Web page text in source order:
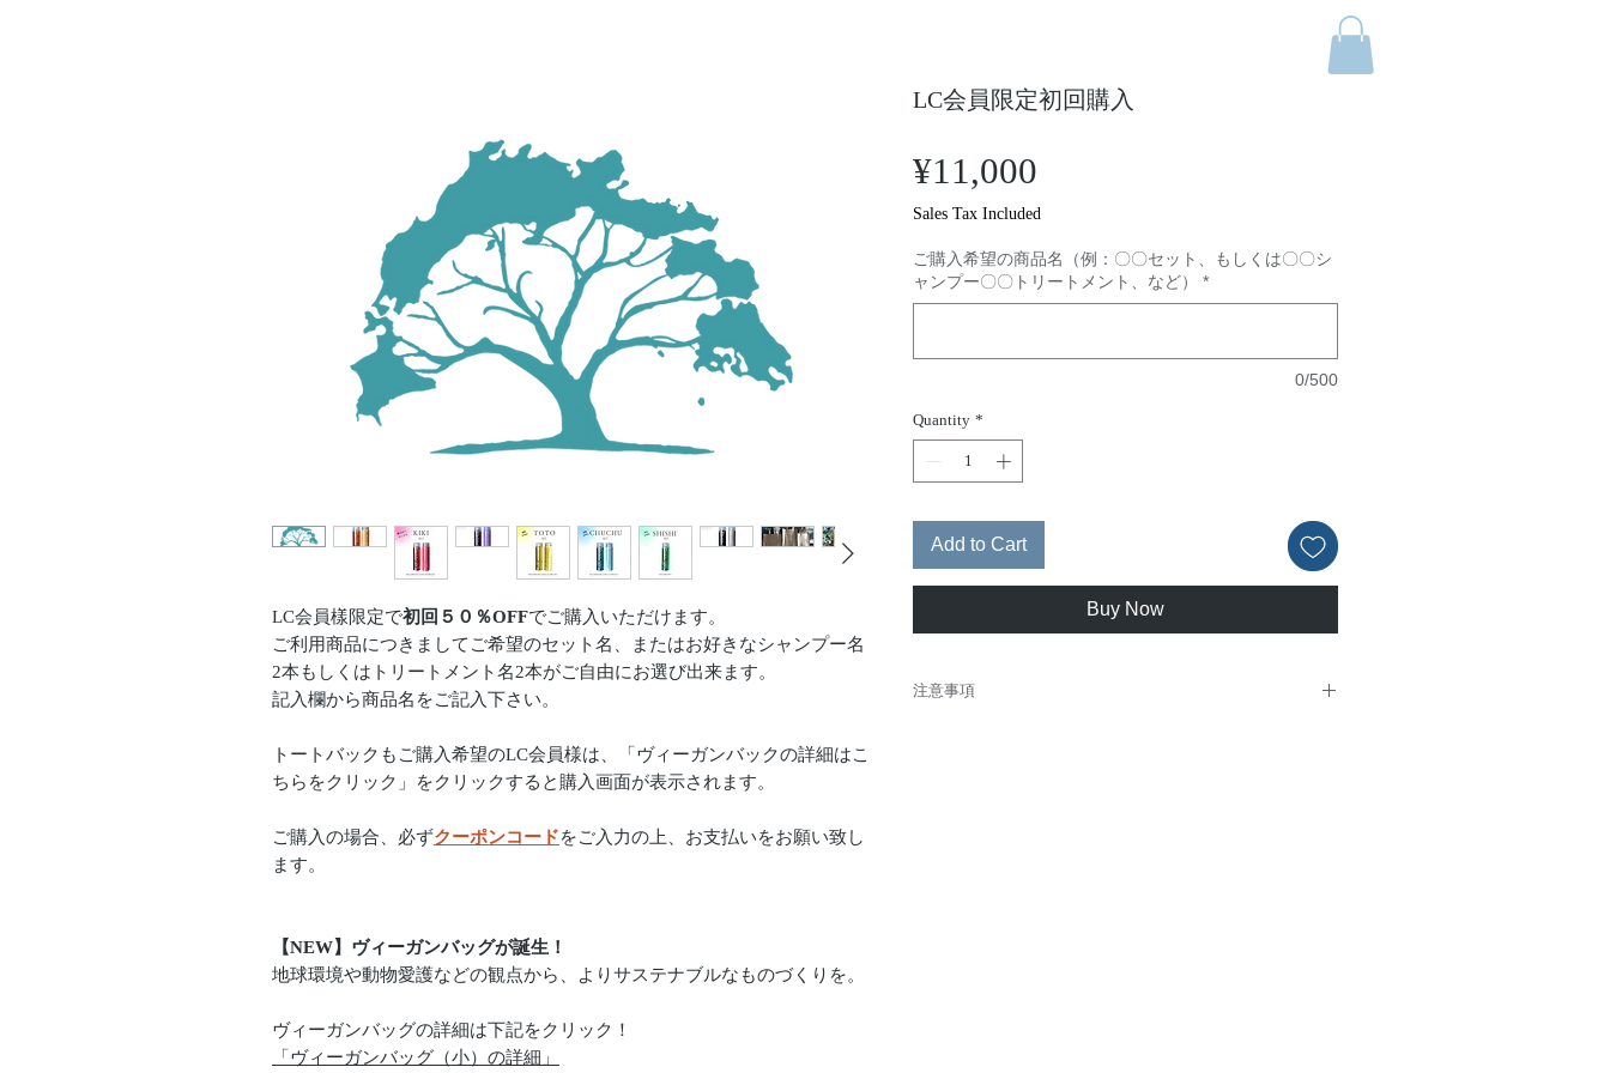
LC会員樣限定で初回５０％OFFでご購入いただけます。
ご利用商品につきましてご希望のセット名、またはお好きなシャンプー名
2本もしくはトリートメント名2本がご自由にお選び出来ます。
記入欄から商品名をご記入下さい。
トートバックもご購入希望のLC会員様は、「ヴィーガンバックの詳細はこ
ちらをクリック」をクリックすると購入画面が表示されます。
ご購入の場合、必ずクーポンコードをご入力の上、お支払いをお願い致し
ます。
【NEW】ヴィーガンバッグが誕生！
地球環境や動物愛護などの観点から、よりサステナブルなものづくりを。
ヴィーガンバッグの詳細は下記をクリック！
「ヴィーガンバッグ（小）の詳細」
LC会員限定初回購入
¥11,000
Sales Tax Included
ご購入希望の商品名（例：〇〇セット、もしくは〇〇シ
ャンプー〇〇トリートメント、など）
*
0/500
Quantity *
Add to Cart
Buy Now
注意事項